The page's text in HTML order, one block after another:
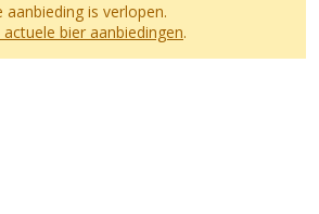
aanbieding is verlopen.
bier aanbiedingen.